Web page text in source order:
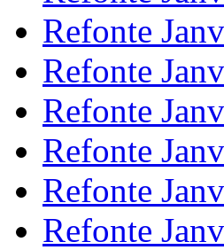
Refonte
Refonte
Refonte
Refonte
Refonte
Refonte